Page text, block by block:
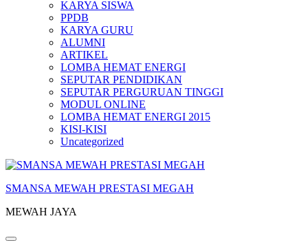
KARYA SISWA
PPDB
KARYA GURU
ALUMNI
ARTIKEL
LOMBA HEMAT ENERGI
SEPUTAR PENDIDIKAN
SEPUTAR PERGURUAN TINGGI
MODUL ONLINE
LOMBA HEMAT ENERGI 2015
KISI-KISI
Uncategorized
SMANSA MEWAH PRESTASI MEGAH
MEWAH JAYA